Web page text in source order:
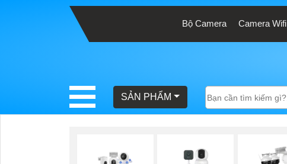
Bộ Camera Camera Wifi
SẢN PHẨM